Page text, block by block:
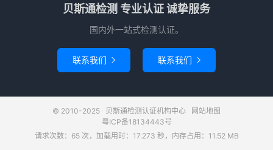
贝斯通检测 专业认证 诚挚服务
国内外一站式检测认证。
联系我们  联系我们 
© 2010-2025 贝斯通检测认证机构中心
网站地图
粤ICP备18134443号
请求次数：65 次，加载用时：17.273 秒，内存占用：11.52 MB